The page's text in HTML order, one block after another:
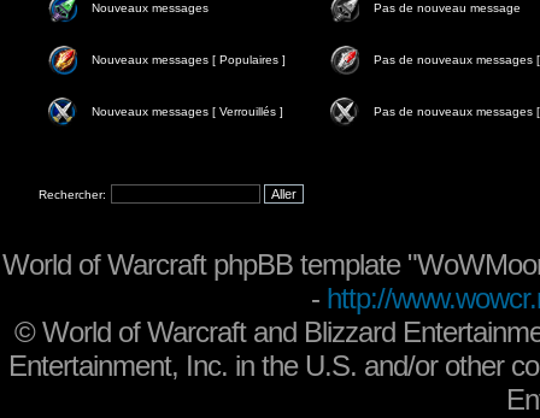
Nouveaux messages Pas de nouveau message
Nouveaux messages [ Populaires ] Pas de nouveaux messages
Nouveaux messages [ Verrouillés ] Pas de nouveaux messages
Rechercher:
World of Warcraft phpBB template
- http://
©World of Warcraft and Blizzard
Entertainment, Inc. in the U.S. and/or other